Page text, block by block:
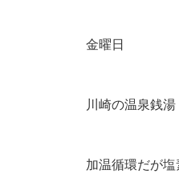
金曜日
川崎の温泉銭湯
加温循環だが